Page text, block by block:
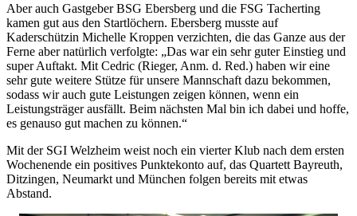
Aber auch Gastgeber BSG Ebersberg und die FSG Tacherting
kamen gut aus den Startlöchern. Ebersberg musste auf
Kaderschützin Michelle Kroppen verzichten, die das Ganze aus der
Ferne aber natürlich verfolgte: „Das war ein sehr guter Einstieg und
super Auftakt. Mit Cedric (Rieger, Anm. d. Red.) haben wir eine
sehr gute weitere Stütze für unsere Mannschaft dazu bekommen,
sodass wir auch gute Leistungen zeigen können, wenn ein
Leistungsträger ausfällt. Beim nächsten Mal bin ich dabei und hoffe,
es genauso gut machen zu können.“
Mit der SGI Welzheim weist noch ein vierter Klub nach dem ersten
Wochenende ein positives Punktekonto auf, das Quartett Bayreuth,
Ditzingen, Neumarkt und München folgen bereits mit etwas
Abstand.